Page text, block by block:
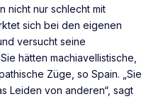
nicht nur schlecht mit
sich bei den eigenen
versucht seine
hätten machiavellistische,
Züge, so Spain. „Sie
Leiden von anderen“, sagt